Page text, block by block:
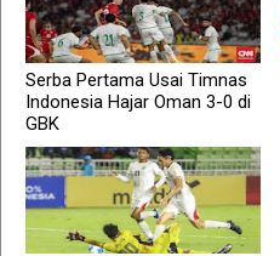
Serba Pertama Usai Timnas
Indonesia Hajar Oman 3-0 di
GBK